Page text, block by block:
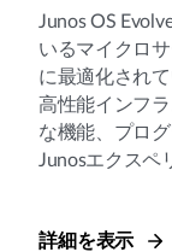
Junos OS
いるマイクロ
に最適化され
高性能インフ
な機能、プロ
Junosエクスペ
詳細を表示